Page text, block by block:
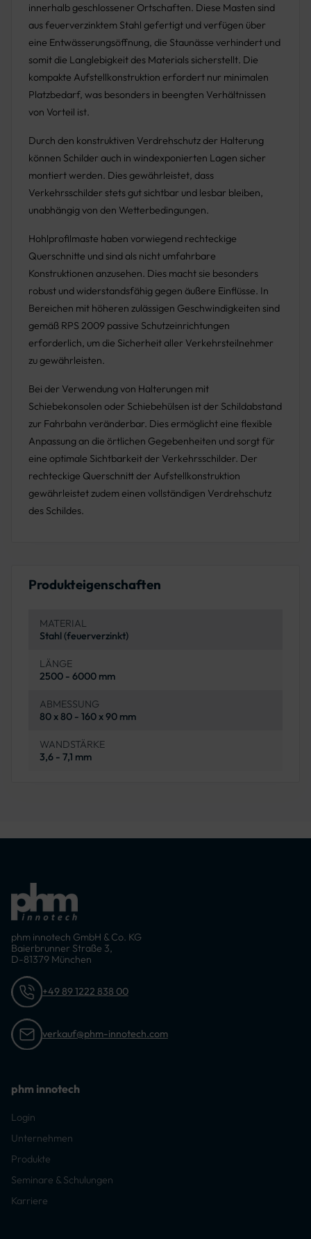
innerhalb geschlossener Ortschaften. Diese Masten sind
aus feuerverzinktem Stahl gefertigt und verfügen über
eine Entwässerungsöffnung, die Staunässe verhindert und
somit die Langlebigkeit des Materials sicherstellt. Die
kompakte Aufstellkonstruktion erfordert nur minimalen
Platzbedarf, was besonders in beengten Verhältnissen
von Vorteil ist.
Durch den konstruktiven Verdrehschutz der Halterung
können Schilder auch in windexponierten Lagen sicher
montiert werden. Dies gewährleistet, dass
Verkehrsschilder stets gut sichtbar und lesbar bleiben,
unabhängig von den Wetterbedingungen.
Hohlprofilmaste haben vorwiegend rechteckige
Querschnitte und sind als nicht umfahrbare
Konstruktionen anzusehen. Dies macht sie besonders
robust und widerstandsfähig gegen äußere Einflüsse. In
Bereichen mit höheren zulässigen Geschwindigkeiten sind
gemäß RPS 2009 passive Schutzeinrichtungen
erforderlich, um die Sicherheit aller Verkehrsteilnehmer
zu gewährleisten.
Bei der Verwendung von Halterungen mit
Schiebekonsolen oder Schiebehülsen ist der Schildabstand
zur Fahrbahn veränderbar. Dies ermöglicht eine flexible
Anpassung an die örtlichen Gegebenheiten und sorgt für
eine optimale Sichtbarkeit der Verkehrsschilder. Der
rechteckige Querschnitt der Aufstellkonstruktion
gewährleistet zudem einen vollständigen Verdrehschutz
des Schildes.
Produkteigenschaften
MATERIAL
Stahl (feuerverzinkt)
LÄNGE
2500 - 6000 mm
ABMESSUNG
80 x 80 - 160 x 90 mm
WANDSTÄRKE
3,6 - 7,1 mm
phm innotech GmbH & Co. KG
Baierbrunner Straße 3,
D-81379 München
+49 89 1222 838 00
verkauf@phm-innotech.com
phm innotech
Login
Unternehmen
Produkte
Seminare & Schulungen
Karriere